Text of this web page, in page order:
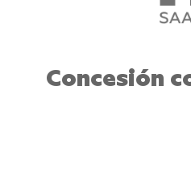
Concesión